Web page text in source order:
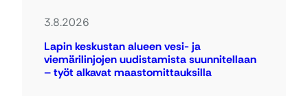
3.8.2026
Lapin keskustan alueen vesi- ja
viemärilinjojen uudistamista suunnitellaan
– työt alkavat maastomittauksilla